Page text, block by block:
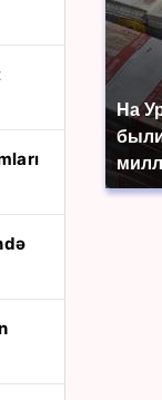
На